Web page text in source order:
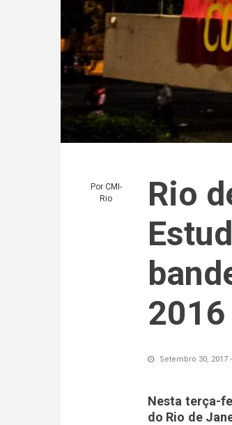
Por CMI-
Rio
Rio
2016
Setembro 30, 2017
Nesta terça-
do Rio de